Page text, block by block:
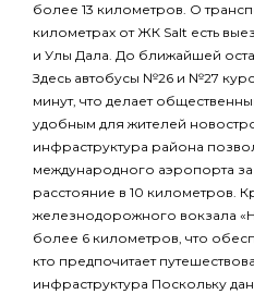
более 13 километров. О
километрах от ЖК Salt есть
и Улы Дала. До ближайшей
Здесь автобусы №26 и №27
минут, что делает
удобным для жителей
инфраструктура района
международного аэропорта за
расстояние в 10 километров.
железнодорожного вокзала
более 6 километров, что
кто предпочитает
инфраструктура Поскольку